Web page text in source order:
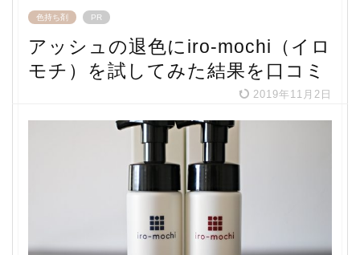
色持ち剤 PR
アッシュの退色にiro-mochi（イロ
モチ）を試してみた結果を口コミ
2019年11月2日